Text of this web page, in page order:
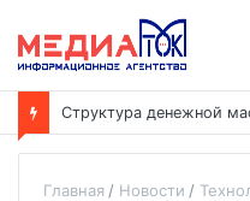
Главная Новости